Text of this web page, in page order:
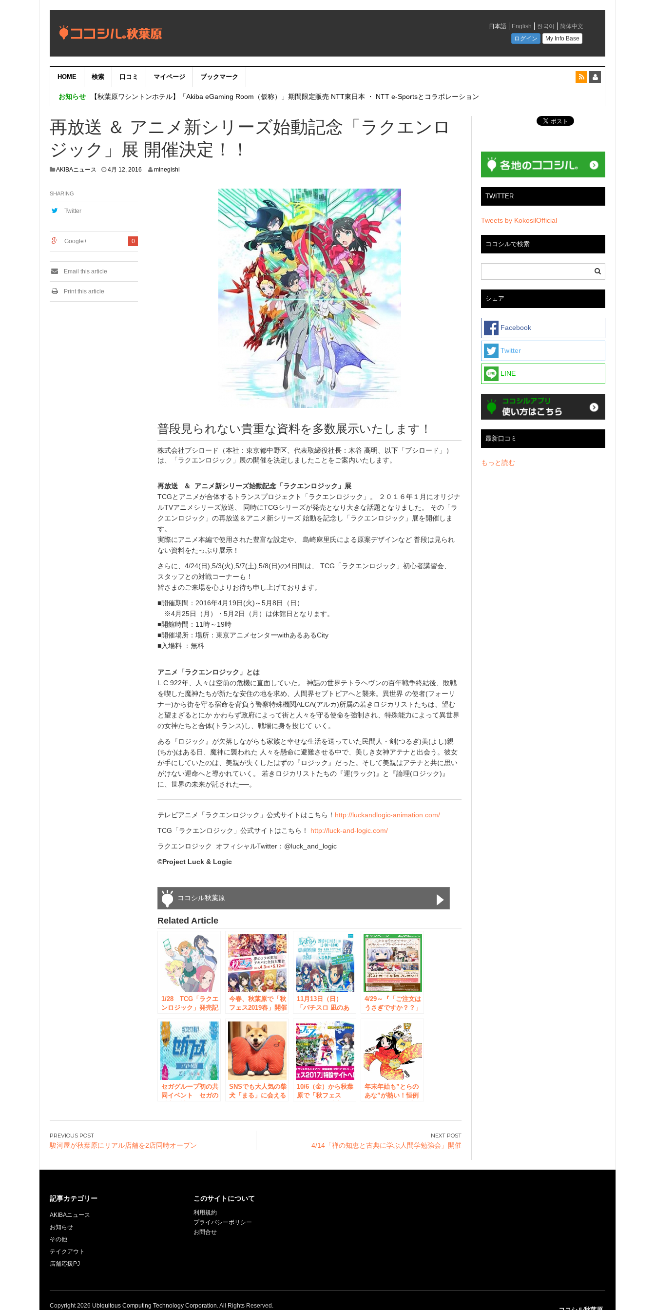
HOME 検索 口コミ マイページ ブックマーク
お知らせ
【重要：9月5日（火）22時】ココシル：アカウントサービス移行のお知らせ
【秋葉原ワシントンホテル】「Akiba eGaming Room（仮称）」期間限定販売 NTT東日本 ・ NTT e-Sportsとコラボレーション
再放送 ＆ アニメ新シリーズ始動記念「ラクエンロ
ジック」展 開催決定！！
AKIBAニュース 4月 12, 2016 minegishi
普段見られない貴重な資料を多数展示いたします！
株式会社ブシロード（本社：東京都中野区、代表取締役社長：木谷 高明、以下「ブシロード」）
は、「ラクエンロジック」展の開催を決定しましたことをご案内いたします。
再放送 ＆ アニメ新シリーズ始動記念「ラクエンロジック」展
TCGとアニメが合体するトランスプロジェクト「ラクエンロジック」。 ２０１６年１月にオリジナ
ルTVアニメシリーズ放送、 同時にTCGシリーズが発売となり大きな話題となりました。 その「ラ
クエンロジック」の再放送＆アニメ新シリーズ 始動を記念し「ラクエンロジック」展を開催しま
す。
実際にアニメ本編で使用された豊富な設定や、 島崎麻里氏による原案デザインなど 普段は見られ
ない資料をたっぷり展示！
さらに、4/24(日),5/3(火),5/7(土),5/8(日)の4日間は、 TCG「ラクエンロジック」初心者講習会、
スタッフとの対戦コーナーも！
皆さまのご来場を心よりお待ち申し上げております。
■開催期間：2016年4月19日(火)～5月8日（日）
※4月25日（月）・5月2日（月）は休館日となります。
■開館時間：11時～19時
■開催場所：場所：東京アニメセンターwithあるあるCity
■入場料 ：無料
アニメ「ラクエンロジック」とは
L.C.922年、人々は空前の危機に直面していた。 神話の世界テトラヘヴンの百年戦争終結後、敗戦
を喫した魔神たちが新たな安住の地を求め、人間界セプトピアへと襲来。異世界 の使者(フォーリ
ナー)から街を守る宿命を背負う警察特殊機関ALCA(アルカ)所属の若きロジカリストたちは、望む
と望まざるとにか かわらず政府によって街と人々を守る使命を強制され、特殊能力によって異世界
の女神たちと合体(トランス)し、戦場に身を投じて いく。
ある『ロジック』が欠落しながらも家族と幸せな生活を送っていた民間人・剣(つるぎ)美(よし)親
(ちか)はある日、魔神に襲われた 人々を懸命に避難させる中で、美しき女神アテナと出会う。彼女
が手にしていたのは、美親が失くしたはずの『ロジック』だった。そして美親はアテナと共に思い
がけない運命へと導かれていく。 若きロジカリストたちの『運(ラック)』と『論理(ロジック)』
に、世界の未来が託された──。
テレビアニメ「ラクエンロジック」公式サイトはこちら！ http://luckandlogic-animation.com/
TCG「ラクエンロジック」公式サイトはこちら！ http://luck-and-logic.com/
ラクエンロジック オフィシャルTwitter：@luck_and_logic
©Project Luck & Logic
ココシル秋葉原
Related Article
1/28 TCG「ラクエ
ンロジック」発売記
知らせ！
AKIHABARAゲーマ
ーズ本店
今春、秋葉原で「秋
フェス2019春」開催
ガールズバンドパー
ティ！」と「少女☆
歌劇 レヴュースタ
ァライト -Re
LIVE-」の夢のコラ
ボが実現！
11月13日（日）
「パチスロ 凪のあ
打会 in 秋葉原 開催
決定！
4/29～『「ご注文は
うさぎですか？？」
ントキャンペーン』
開催決定！
セガグループ初の共
同イベント セガの
催決定！
SNSでも大人気の柴
犬「まる」に会える
ア 開催決定！
10/6（金）から秋葉
原で「秋フェス
年末年始も”とらの
あな”が熱い！恒例
8回 とらのあなUDX
SHARING
Twitter
0
Google+
Email this article
Print this article
投
稿
ー
シ
ョ
ン
駿河屋が秋葉原にリアル店舗を2店同時オープン 4/14「禅の知恵と古典に学ぶ人間学勉強会」開催
TWITTER
Tweets by KokosilOfficial
ココシルで検索
シェア
Facebook
Twitter
LINE
最新口コミ
もっと読む
記事カテゴリー
AKIBAニュース
お知らせ
その他
テイクアウト
店舗応援PJ
このサイトについて
利用規約
プライバシーポリシー
お問合せ
Copyright2026 Ubiquitous Computing Technology Corporation. All Rights Reserved.